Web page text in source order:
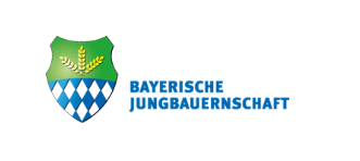
Hauptnavigation
springen
springen
Seitenspalte
springen
Fußzeile
springen